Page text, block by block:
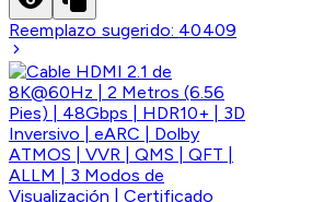
Reemplazo sugerido: 40409